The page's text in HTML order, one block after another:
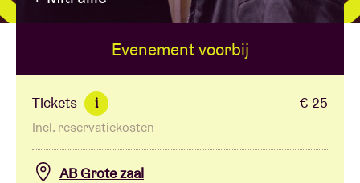
BRDCST
ABtv
Evenement voorbij
Tickets i € 25
Incl. reservatiekosten
AB Grote zaal